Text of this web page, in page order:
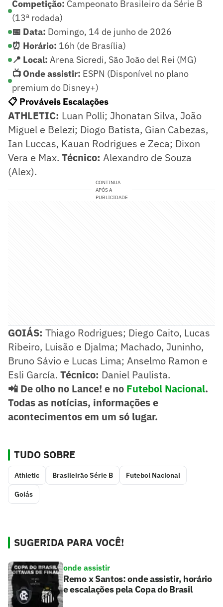
Competição: Campeonato Brasileiro da Série B
(13ª rodada)
📅 Data: Domingo, 14 de junho de 2026
⏰ Horário: 16h (de Brasília)
📍 Local: Arena Sicredi, São João del Rei (MG)
📺 Onde assistir: ESPN (Disponível no plano
premium do Disney+)
📋 Prováveis Escalações
ATHLETIC: Luan Polli; Jhonatan Silva, João
Miguel e Belezi; Diogo Batista, Gian Cabezas,
Ian Luccas, Kauan Rodrigues e Zeca; Dixon
Vera e Max. Técnico: Alexandro de Souza
(Alex).
CONTINUA
APÓS A
PUBLICIDADE
GOIÁS: Thiago Rodrigues; Diego Caito, Lucas
Ribeiro, Luisão e Djalma; Machado, Juninho,
Bruno Sávio e Lucas Lima; Anselmo Ramon e
Esli García. Técnico: Daniel Paulista.
📲 De olho no Lance! e no Futebol Nacional.
Todas as notícias, informações e
acontecimentos em um só lugar.
TUDO SOBRE
Athletic Brasileirão Série B Futebol Nacional
Goiás
SUGERIDA PARA VOCÊ!
onde assistir
Remo x Santos: onde assistir, horário
e escalações pela Copa do Brasil